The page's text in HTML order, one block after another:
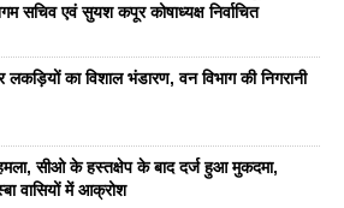
सचिव एवं सुयश कपूर कोषाध्यक्ष निर्वाचित
का विशाल भंडारण, वन विभाग की निगरानी
सीओ के हस्तक्षेप के बाद दर्ज हुआ मुकदमा,
वासियों में आक्रोश